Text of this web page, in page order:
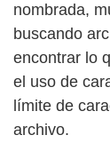
nombrada,
buscando
encontrar lo
el uso de
límite de
archivo.